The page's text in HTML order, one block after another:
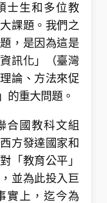
士生和多位教
課題。我們之
，是因為這是
訊化」（臺灣
論、方法來促
的重大問題。
合國教科文組
方發達國家和
「教育公平」
並為此投入巨
實上，迄今為